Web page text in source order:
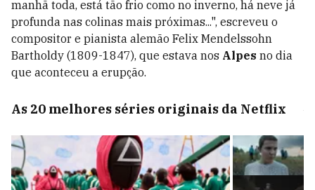
manhã toda, está tão frio como no inverno, há neve já
profunda nas colinas mais próximas...", escreveu o
compositor e pianista alemão Felix Mendelssohn
Bartholdy (1809-1847), que estava nos Alpes no dia
que aconteceu a erupção.
As 20 melhores séries originais da Netflix